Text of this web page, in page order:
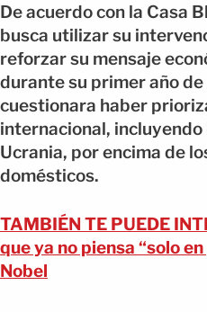
De acuerdo con la Casa
busca utilizar su
reforzar su mensaje
durante su primer año
cuestionara haber
internacional, incluyendo
Ucrania, por encima de
domésticos.
TAMBIÉN TE PUEDE
que ya no piensa “solo
Nobel